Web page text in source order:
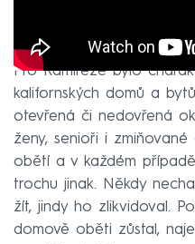
Pro Ramireze bylo
kalifornských domů a
otevřená či nedovřená
ženy, senioři i
obětí a v každém
trochu jinak. Někdy
žít, jindy ho zlikvidoval.
domově oběti zůstal,